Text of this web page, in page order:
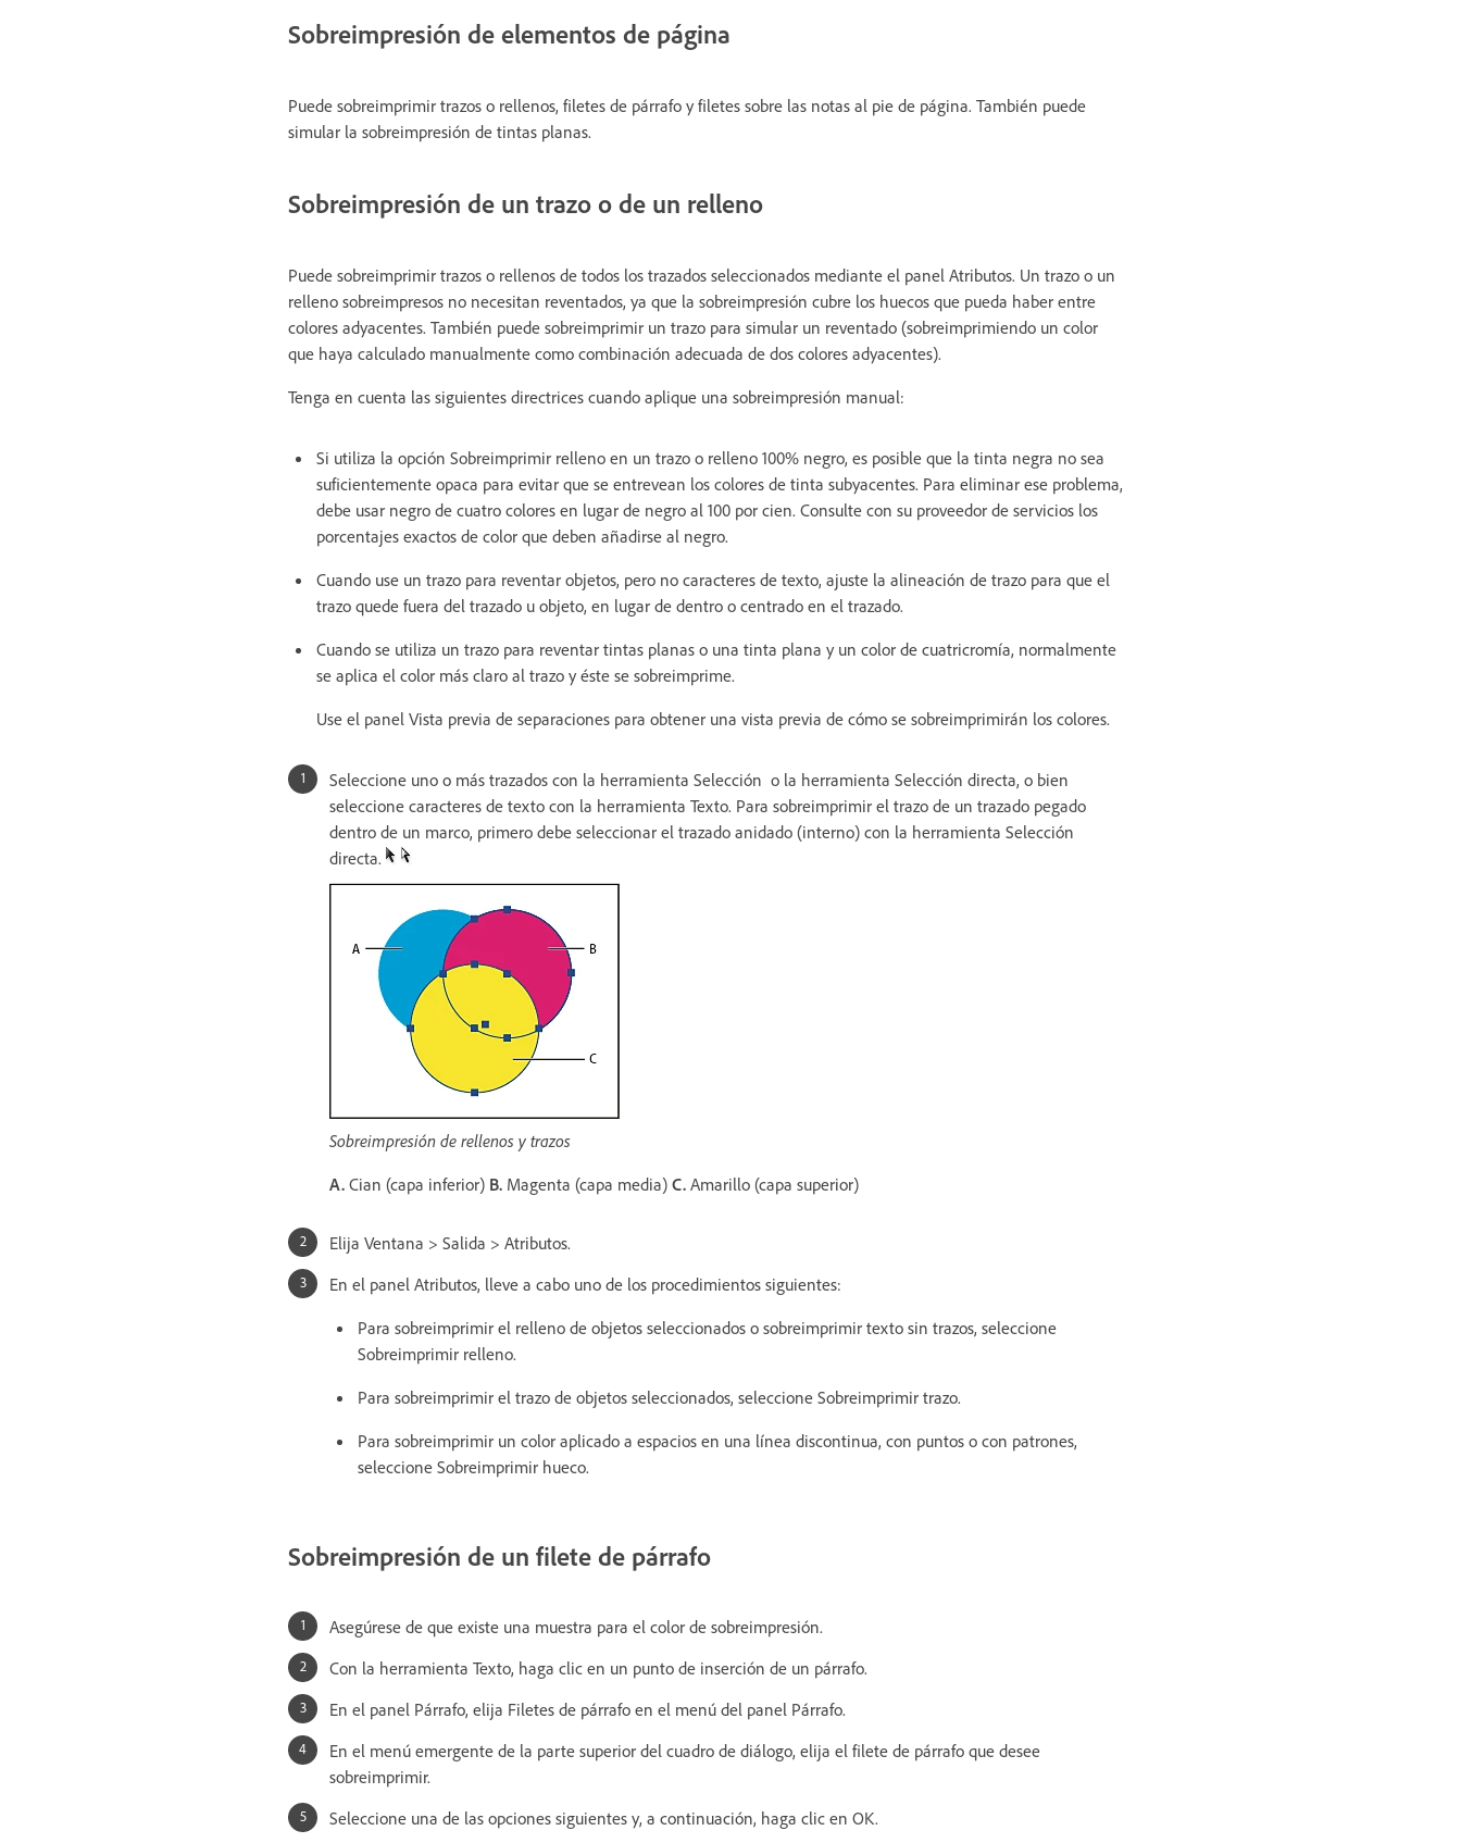
Sobreimpresión de elementos de página
Puede sobreimprimir trazos o rellenos, filetes de párrafo y filetes sobre las notas al pie de página. También puede
simular la sobreimpresión de tintas planas.
Sobreimpresión de un trazo o de un relleno
Puede sobreimprimir trazos o rellenos de todos los trazados seleccionados mediante el panel Atributos. Un trazo o un
relleno sobreimpresos no necesitan reventados, ya que la sobreimpresión cubre los huecos que pueda haber entre
colores adyacentes. También puede sobreimprimir un trazo para simular un reventado (sobreimprimiendo un color
que haya calculado manualmente como combinación adecuada de dos colores adyacentes).
Tenga en cuenta las siguientes directrices cuando aplique una sobreimpresión manual:
Si utiliza la opción Sobreimprimir relleno en un trazo o relleno 100% negro, es posible que la tinta negra no sea
suficientemente opaca para evitar que se entrevean los colores de tinta subyacentes. Para eliminar ese problema,
debe usar negro de cuatro colores en lugar de negro al 100 por cien. Consulte con su proveedor de servicios los
porcentajes exactos de color que deben añadirse al negro.
Cuando use un trazo para reventar objetos, pero no caracteres de texto, ajuste la alineación de trazo para que el
trazo quede fuera del trazado u objeto, en lugar de dentro o centrado en el trazado.
Cuando se utiliza un trazo para reventar tintas planas o una tinta plana y un color de cuatricromía, normalmente
se aplica el color más claro al trazo y éste se sobreimprime.
Use el panel Vista previa de separaciones para obtener una vista previa de cómo se sobreimprimirán los colores.
Seleccione uno o más trazados con la herramienta Selección o la herramienta Selección directa, o bien
seleccione caracteres de texto con la herramienta Texto. Para sobreimprimir el trazo de un trazado pegado
dentro de un marco, primero debe seleccionar el trazado anidado (interno) con la herramienta Selección
directa.
Sobreimpresión de rellenos y trazos
A. Cian (capa inferior) B. Magenta (capa media) C. Amarillo (capa superior)
Elija Ventana > Salida > Atributos.
En el panel Atributos, lleve a cabo uno de los procedimientos siguientes:
Para sobreimprimir el relleno de objetos seleccionados o sobreimprimir texto sin trazos, seleccione
Sobreimprimir relleno.
Para sobreimprimir el trazo de objetos seleccionados, seleccione Sobreimprimir trazo.
Para sobreimprimir un color aplicado a espacios en una línea discontinua, con puntos o con patrones,
seleccione Sobreimprimir hueco.
Sobreimpresión de un filete de párrafo
Asegúrese de que existe una muestra para el color de sobreimpresión.
Con la herramienta Texto, haga clic en un punto de inserción de un párrafo.
En el panel Párrafo, elija Filetes de párrafo en el menú del panel Párrafo.
En el menú emergente de la parte superior del cuadro de diálogo, elija el filete de párrafo que desee
sobreimprimir.
Seleccione una de las opciones siguientes y, a continuación, haga clic en OK.